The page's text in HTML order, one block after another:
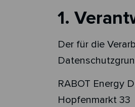
1.
Der für die
RABOT Energy
Hopfenmarkt 33